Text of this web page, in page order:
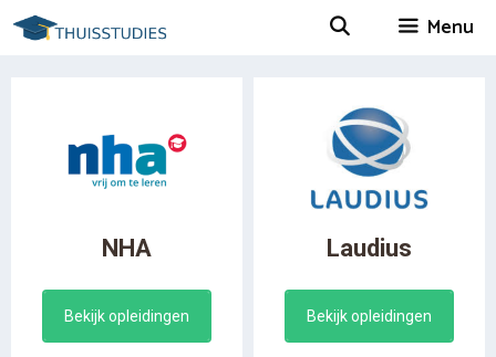
Spring
naar
Menu
NHA
Bekijk opleidingen
Laudius
Bekijk opleidingen